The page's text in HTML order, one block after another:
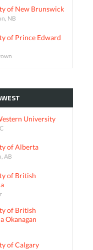
of New Brunswick
NB
of Prince Edward
University
of Alberta
AB
of British
of British
Okanagan
of Calgary